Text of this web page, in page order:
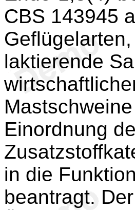
CBS 143945
laktierende
Einordnung
in die
beantragt.